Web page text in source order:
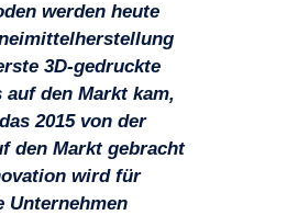
werden heute
3D-gedruckte
auf den Markt kam,
2015 von der
den Markt gebracht
wird für
Unternehmen